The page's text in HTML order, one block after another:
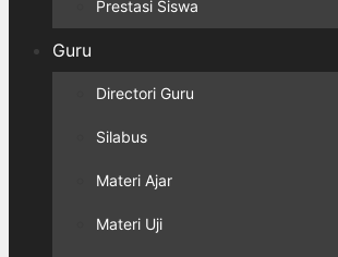
Prestasi Siswa
Guru
Directori Guru
Silabus
Materi Ajar
Materi Uji